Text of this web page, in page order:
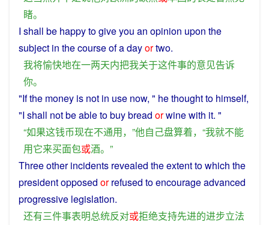
睹。
I shall be happytogiveyou an opinion upon the
subject in the courseofadayortwo.
我将愉快地在一两天内把我关于这件事的意见告诉
你。
"Ifthe money is not in use now, " hethoughtto himself,
"I shall notbeabletobuybread orwinewith it. "
“如果这钱币现在不通用，”他自己盘算着，“我就不能
用它来买面包或酒。”
Threeotherincidents revealed theextentto which the
presidentopposed or refused toencourageadvanced
progressive legislation.
还有三件事表明总统反对或拒绝支持先进的进步立法